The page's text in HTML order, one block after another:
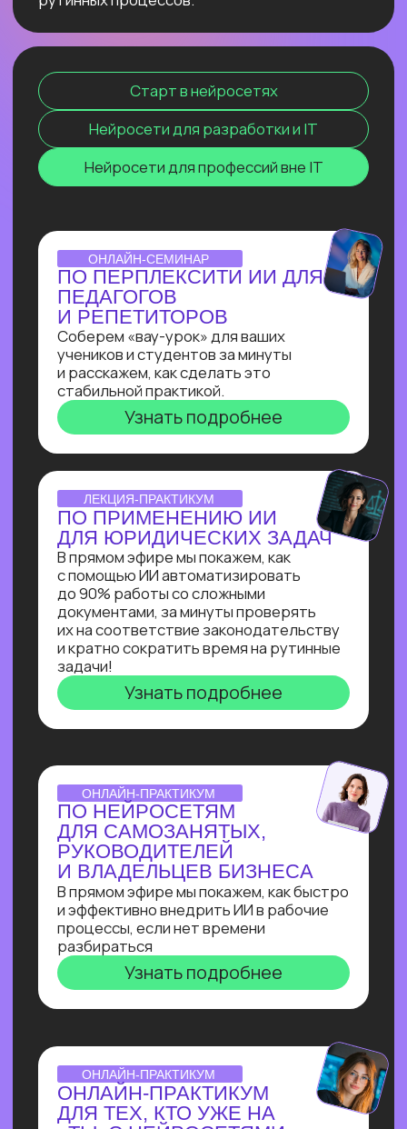
сокращение расходов, ускорение
и прочее. Освоив эту востребованную
профессию сейчас, ты станешь
интеллектуальные продукты, которые
меняют правила игры и приносят
реальную прибыль.
ОТКРЫТЫЙ УРОК
ЗАПУСК НЕЙРОСЕТИ
Покажем, как развернуть модель
deepseek R1 прямо на своём
компьютере и не переживать
о безопасности данных, зависаниях
и плохом интернете
Узнать подробнее
ОNLINE-ПРАКТИКУМ
ПО СОЗДАНИЮ ИИ-
АССИСТЕНТА
В прямом эфире Кирилл Пшинник
сделает реальную задачу промпт-
инженера: создаст
многофункционального ИИ-ассистента
для коммуникации с клиентом на сайте
и сокращения затрат на персонал.
Узнать подробнее
ОNLINE-ИНТЕНСИВ
СОЗДАЕМ ИИ-АССИСТЕНТА
ЗА 3 ДНЯ!
Ты создашь полноценного ИИ-
ассистента, интегрированного
в Telegram, на выбранную тобой тему
без единой строчки кода!
Узнать подробнее
ОТКРЫТАЯ ЛЕКЦИЯ
СВОЙ БИЗНЕС НА ИИ
реальное видение рынка ИИ
от эксперта по нейросетям Зерокодер
Кирилла Пшинника!
Узнать подробнее
ВЕБИНАР-ОБЗОР
ПРОФЕССИЯ ПРОМПТ-
ИНЖЕНЕР: КАК ХАЙП
ПРОШЛОГО ГОДА
ПРЕВРАТИЛСЯ В САМУЮ
ВОСТРЕБОВАННУЮ
СПЕЦИАЛИЗАЦИЮ В 2025?
Больше 2 лет наш карьерный центр
поделиться самыми свежими данными
Узнать подробнее